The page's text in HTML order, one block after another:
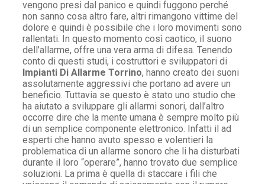
vengono presi dal panico e quindi fuggono perché
non sanno cosa altro fare, altri rimangono vittime del
dolore e quindi è possibile che i loro movimenti sono
rallentati. In questo momento così caotico, il suono
dell’allarme, offre una vera arma di difesa. Tenendo
conto di questi studi, i costruttori e sviluppatori di
Impianti Di Allarme Torrino, hanno creato dei suoni
assolutamente aggressivi che portano ad avere un
beneficio. Tuttavia se questo è stato uno studio che
ha aiutato a sviluppare gli allarmi sonori, dall’altro
occorre dire che la mente umana è sempre molto più
di un semplice componente elettronico. Infatti il ad
esperti che hanno avuto spesso e volentieri la
problematica di un allarme sonoro che li ha disturbati
durante il loro “operare”, hanno trovato due semplice
soluzioni. La prima è quella di staccare i fili che